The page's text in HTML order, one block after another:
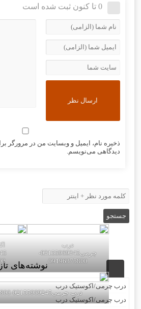
0 تا کنون ثبت شده است
ذخیره نام، ایمیل و وبسایت من در مرورگر
دیدگاهی می‌نویسم.
درب
چرمی02155969245-
09196375800
درب چرمی02155969245-09196375800
نوشته‌های
درب چرمی/اکوستیک درب
درب چرمی/اکوستیک درب